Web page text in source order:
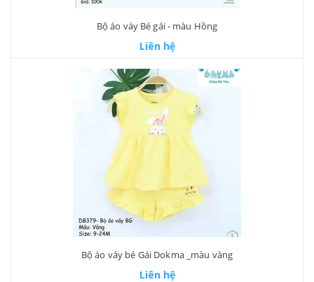
Bộ áo váy Bé gái - màu Hồng
Liên hệ
Bộ áo váy bé Gái Dokma _màu vàng
Liên hệ